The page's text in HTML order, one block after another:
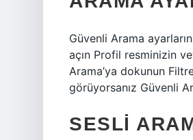
Güvenli Arama
açın Profil resminizin
Arama’ya dokunun
görüyorsanız Güvenli
SESLI